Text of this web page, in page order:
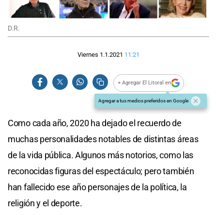
D.R.
Viernes 1.1.2021 11:21
+ Agregar El Litoral en
Agregar a tus medios preferidos en Google
Como cada año, 2020 ha dejado el recuerdo de
muchas personalidades notables de distintas áreas
de la vida pública. Algunos más notorios, como las
reconocidas figuras del espectáculo; pero también
han fallecido ese año personajes de la política, la
religión y el deporte.